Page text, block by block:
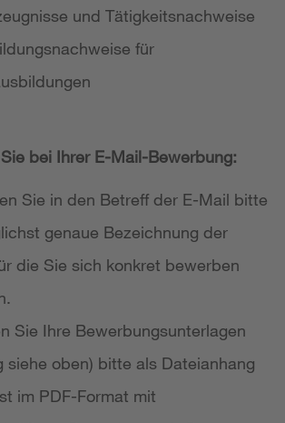
und Tätigkeitsnachweise
für
bei Ihrer E-Mail-Bewerbung:
Sie in den Betreff der E-Mail bitte
genaue Bezeichnung der
die Sie sich konkret bewerben
Sie Ihre Bewerbungsunterlagen
siehe oben) bitte als Dateianhang
im PDF-Format mit